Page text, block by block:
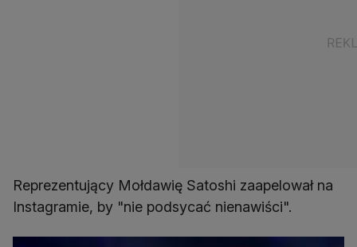
Reprezentujący Mołdawię Satoshi zaapelował na
Instagramie, by "nie podsycać nienawiści".